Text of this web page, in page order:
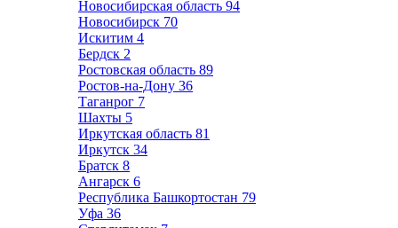
Новосибирская область 94
Новосибирск 70
Искитим 4
Бердск 2
Ростовская область 89
Ростов-на-Дону 36
Таганрог 7
Шахты 5
Иркутская область 81
Иркутск 34
Братск 8
Ангарск 6
Республика Башкортостан 79
Уфа 36